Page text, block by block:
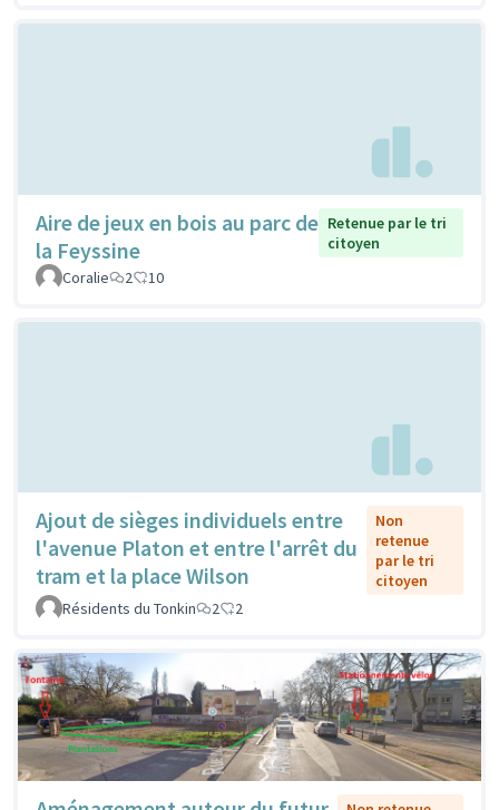
Aire de jeux en bois au parc de
la Feyssine
Retenue par le tri
citoyen
Coralie
2 10
Ajout de sièges individuels entre
l'avenue Platon et entre l'arrêt du
tram et la place Wilson
Non
retenue
par le tri
citoyen
Résidents du Tonkin
2 2